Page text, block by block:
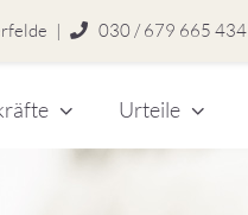
| 030 / 679 665 434
Urteile